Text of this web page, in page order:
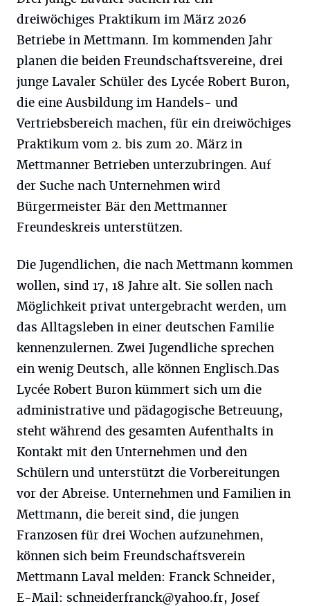
dreiwöchiges Praktikum im März 2026
Betriebe in Mettmann. Im kommenden Jahr
planen die beiden Freundschaftsvereine, drei
junge Lavaler Schüler des Lycée Robert Buron,
die eine Ausbildung im Handels- und
Vertriebsbereich machen, für ein dreiwöchiges
Praktikum vom 2. bis zum 20. März in
Mettmanner Betrieben unterzubringen. Auf
der Suche nach Unternehmen wird
Bürgermeister Bär den Mettmanner
Freundeskreis unterstützen.
Die Jugendlichen, die nach Mettmann kommen
wollen, sind 17, 18 Jahre alt. Sie sollen nach
Möglichkeit privat untergebracht werden, um
das Alltagsleben in einer deutschen Familie
kennenzulernen. Zwei Jugendliche sprechen
ein wenig Deutsch, alle können Englisch.Das
Lycée Robert Buron kümmert sich um die
administrative und pädagogische Betreuung,
steht während des gesamten Aufenthalts in
Kontakt mit den Unternehmen und den
Schülern und unterstützt die Vorbereitungen
vor der Abreise. Unternehmen und Familien in
Mettmann, die bereit sind, die jungen
Franzosen für drei Wochen aufzunehmen,
können sich beim Freundschaftsverein
Mettmann Laval melden: Franck Schneider,
E-Mail: schneiderfranck@yahoo.fr, Josef